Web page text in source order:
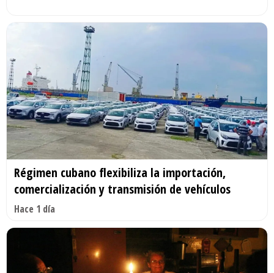
Régimen cubano flexibiliza la importación,
comercialización y transmisión de vehículos
Hace 1 día